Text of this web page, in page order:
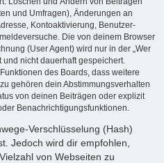
und Umfragen), Änderungen an
Kontoaktivierung, Benutzer-
Die von deinem Browser
(User Agent) wird nur in der „Wer
nicht dauerhaft gespeichert.
des Boards, dass weitere
gehören dein Abstimmungsverhalten
von deinen Beiträgen oder explizit
Benachrichtigungsfunktionen.
Verschlüsselung (Hash)
Jedoch wird dir empfohlen,
von Webseiten zu